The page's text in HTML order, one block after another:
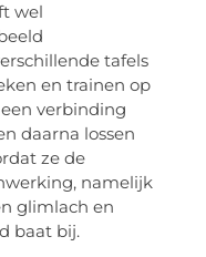
wel
tafels
en trainen op
verbinding
daarna lossen
ze de
namelijk
glimlach en
baat bij.